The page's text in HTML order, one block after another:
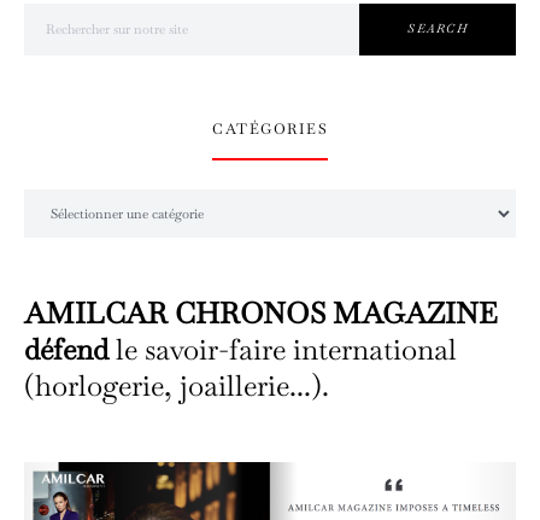
SEARCH
CATÉGORIES
AMILCAR CHRONOS MAGAZINE
défendle savoir-faire international
(horlogerie, joaillerie...).